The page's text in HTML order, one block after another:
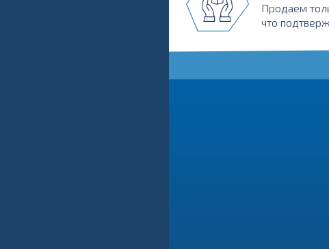
Продаем
что